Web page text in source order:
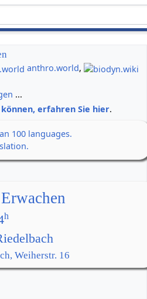
anthro.world,
...
erfahren Sie hier.
100 languages.
h
Weiherstr. 16